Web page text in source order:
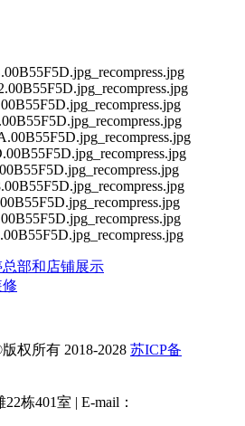
总部和店铺展示
修
权所有 2018-2028 苏ICP备
栋401室 | E-mail：